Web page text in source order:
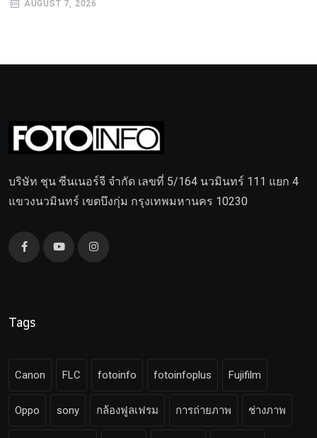
AUGUST 7, 2026
บริษัท ชุน ซีนเนอร์จี จำกัด เลขที่ 5/164 นวมินทร์ 111 แยก 4
แขวงนวมินทร์ เขตบึงกุ่ม กรุงเทพมหานคร 10230
Tags
Canon FLC fotoinfo fotoinfoplus Fujifilm
Oppo sony กล้องฟูลเฟรม การถ่ายภาพ ช่างภาพ